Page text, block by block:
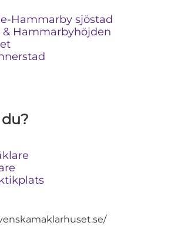
Hammarby sjöstad
& Hammarbyhöjden